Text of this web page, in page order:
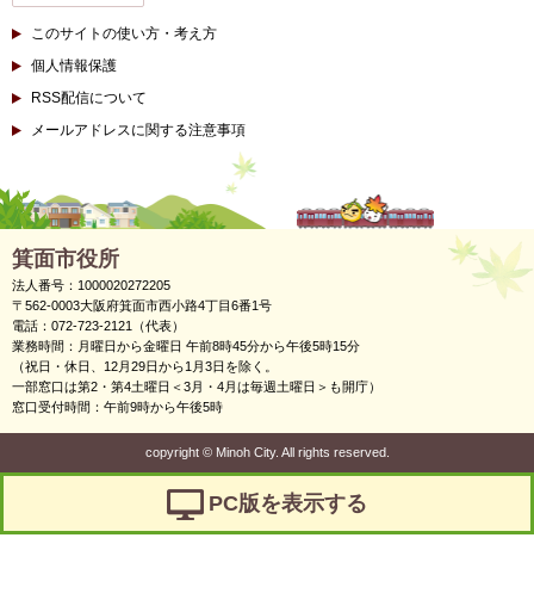
このサイトの使い方・考え方
個人情報保護
RSS配信について
メールアドレスに関する注意事項
箕面市役所
法人番号：1000020272205
〒562-0003大阪府箕面市西小路4丁目6番1号
電話：072-723-2121（代表）
業務時間：月曜日から金曜日 午前8時45分から午後5時15分
（祝日・休日、12月29日から1月3日を除く。
一部窓口は第2・第4土曜日＜3月・4月は毎週土曜日＞も開庁）
窓口受付時間：午前9時から午後5時
copyright ©Minoh City. All rights reserved.
PC版を表示する